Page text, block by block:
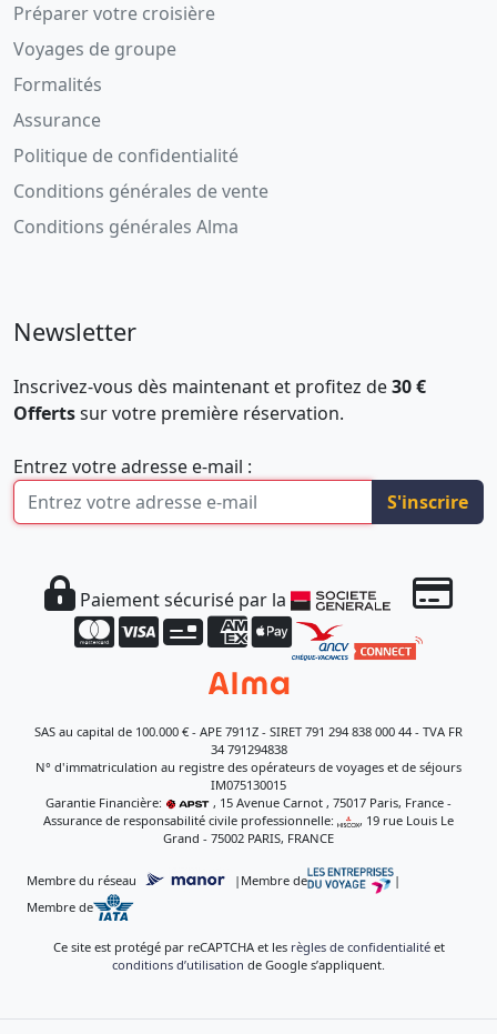
Préparer votre croisière
Voyages de groupe
Formalités
Assurance
Politique de confidentialité
Conditions générales de vente
Conditions générales Alma
Newsletter
Inscrivez-vous dès maintenant et profitez de30 €
Offertssur votre première réservation.
Entrez votre adresse e-mail :
S'inscrire
Paiement sécurisé par la
SAS au capital de 100.000 € - APE 7911Z - SIRET 791 294 838 000 44 - TVA FR
34 791294838
N° d'immatriculation au registre des opérateurs de voyages et de séjours
IM075130015
Garantie Financière:
, 15 Avenue Carnot , 75017 Paris, France -
Assurance de responsabilité civile professionnelle:
, 19 rue Louis Le
Grand - 75002 PARIS, FRANCE
Membre du réseau | Membre de
|
Membre de
Ce site est protégé par reCAPTCHA et les règles de confidentialitéet
conditions d’utilisation de Google s’appliquent.